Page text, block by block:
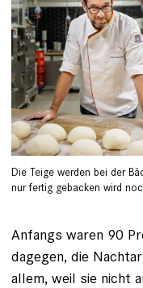
Die Teige werden bei der
nur fertig gebacken wird
Anfangs waren 90
dagegen, die
allem, weil sie nicht